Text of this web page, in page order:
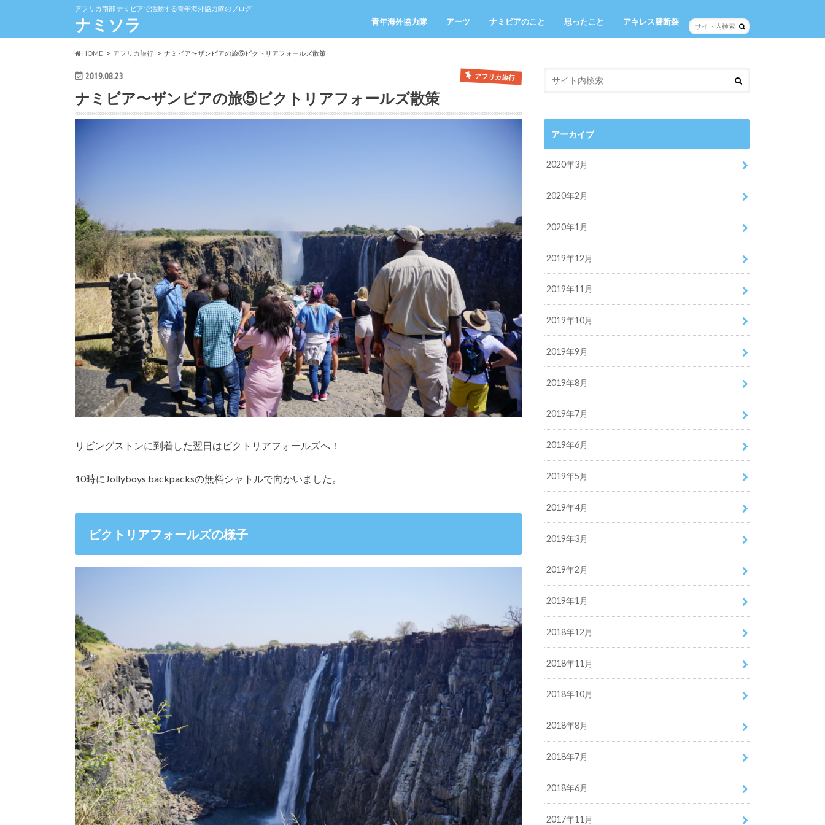
アフリカ南部 ナミビアで活動する青年海外協力隊のブログ
ナミソラ 青年海外協力隊 アーツ ナミビアのこと 思ったこと アキレス腱断裂
HOME アフリカ旅行 ナミビア〜ザンビアの旅⑤ビクトリアフォールズ散策
2019.08.23 アフリカ旅行
ナミビア〜ザンビアの旅⑤ビクトリアフォールズ散策
リビングストンに到着した翌日はビクトリアフォールズへ！
10時にJollyboys backpacksの無料シャトルで向かいました。
ビクトリアフォールズの様子
アーカイブ
2020年3月
2020年2月
2020年1月
2019年12月
2019年11月
2019年10月
2019年9月
2019年8月
2019年7月
2019年6月
2019年5月
2019年4月
2019年3月
2019年2月
2019年1月
2018年12月
2018年11月
2018年10月
2018年8月
2018年7月
2018年6月
2017年11月